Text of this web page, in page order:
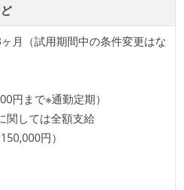
・実績値について、メンバーの
可能になっている
ペアプロ、モブワークなど、ナ
たは裁量労働制を採用している
月（試用期間中の条件変更はな
円まで※通勤定期）
関しては全額支給
円）